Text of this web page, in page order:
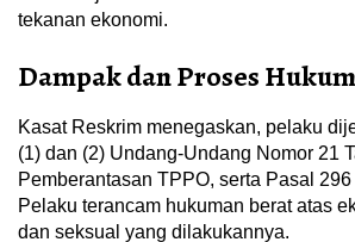
tekanan ekonomi.
Dampak dan Proses Hukum
Kasat Reskrim menegaskan, pelaku
(1) dan (2) Undang-Undang Nomor 21
Pemberantasan TPPO, serta Pasal
Pelaku terancam hukuman berat atas
dan seksual yang dilakukannya.